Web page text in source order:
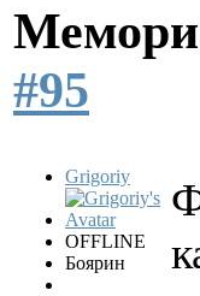
#95
Grigoriy
OFFLINE
Боярин